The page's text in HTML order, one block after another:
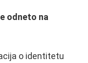
odneto na
o identitetu